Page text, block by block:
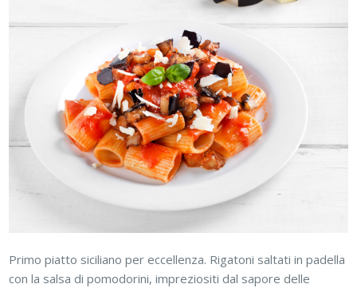
Primo piatto siciliano per eccellenza. Rigatoni saltati in padella
con la salsa di pomodorini, impreziositi dal sapore delle